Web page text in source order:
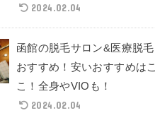
2024.02.04
函館の脱毛サロン&医療脱毛
おすすめ！安いおすすめはこ
こ！全身やVIOも！
2024.02.04